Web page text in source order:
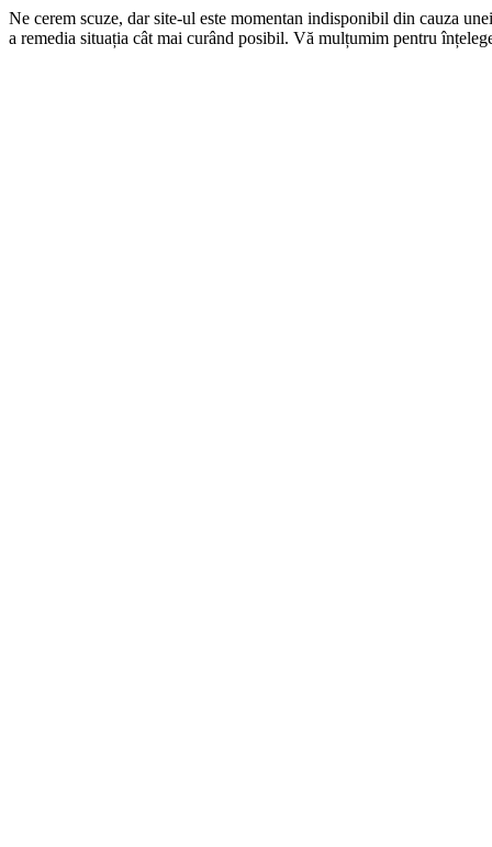
Ne cerem scuze, dar site-ul este momentan indisponibil din cauza
a remedia situația cât mai curând posibil. Vă mulțumim pentru